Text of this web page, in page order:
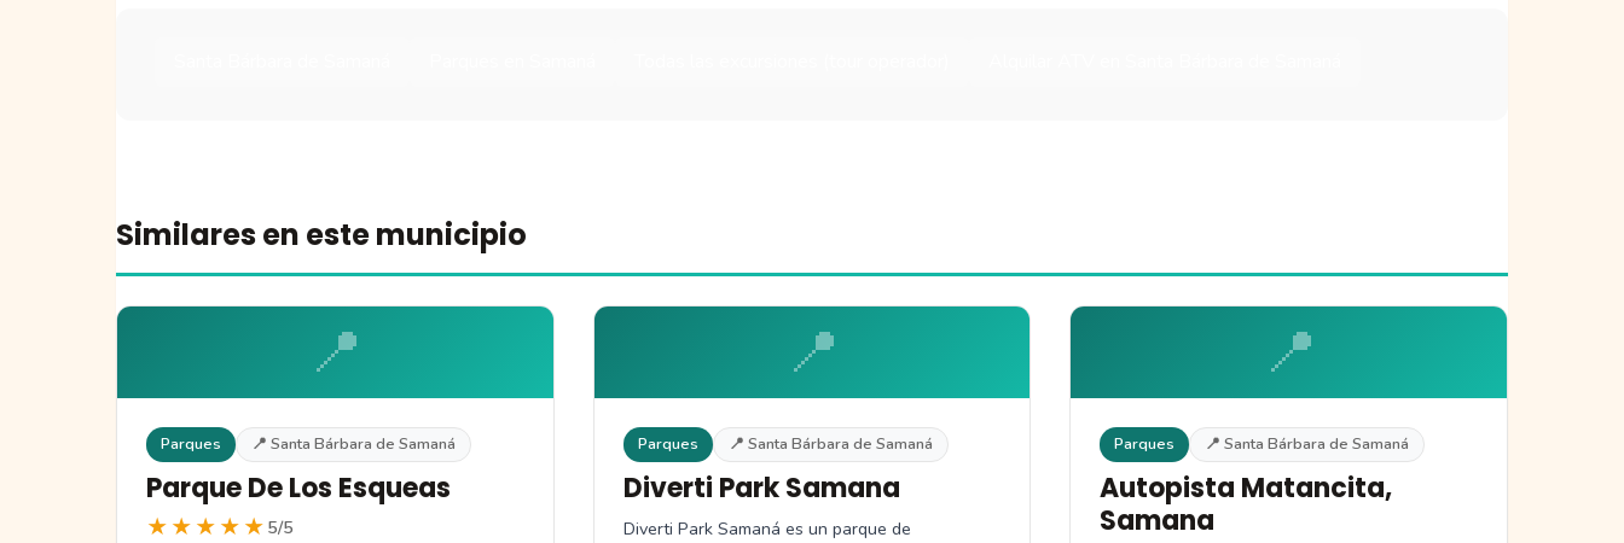
Similares en este municipio
📍
Parques 📍 Santa Bárbara de Samaná
Parque De Los Esqueas
★★★★★ 5/5
📍
Parques 📍 Santa Bárbara de Samaná
Diverti Park Samana
Diverti Park Samaná es un parque de
📍
Parques 📍 Santa Bárbara de Samaná
Autopista Matancita,
Samana